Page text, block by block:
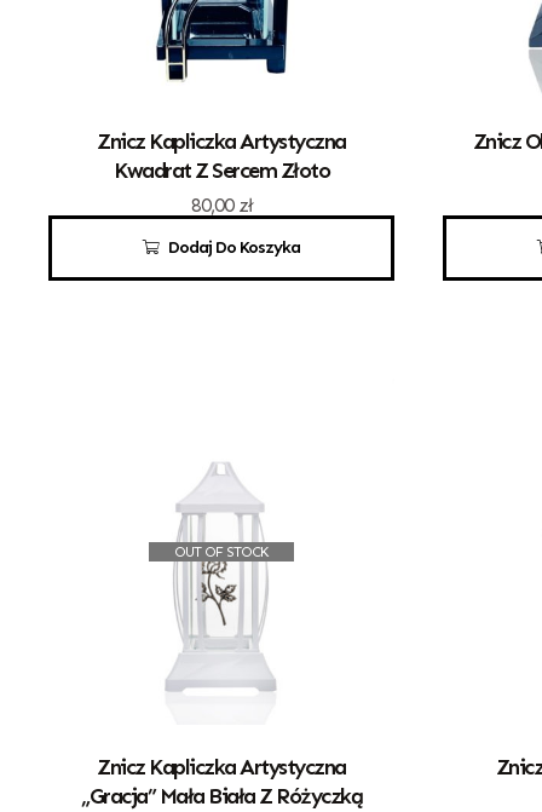
Dodaj Do Koszyka
Znicz Kapliczka Artystyczna
Kwadrat Z Sercem Złoto
80,00 zł
Znicz
OUT OF STOCK
Znicz Kapliczka Artystyczna
„Gracja” Mała Biała Z Różyczką